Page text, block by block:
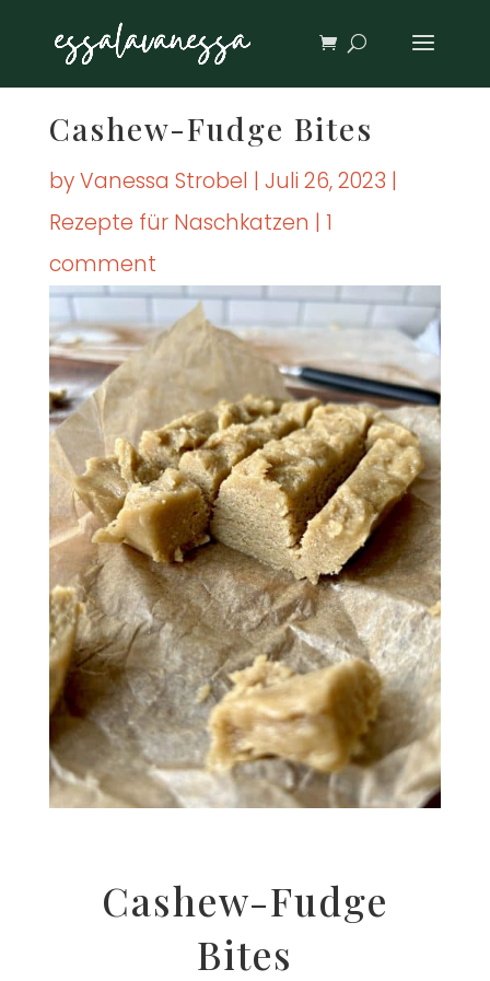
Cas­hew-Fudge Bites
byVanessa Strobel | Juli 26, 2023 |
Rezepte für Naschkatzen | 1
comment
Cas­hew-Fudge
Bites